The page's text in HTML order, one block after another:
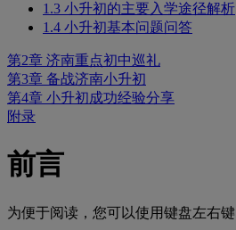
1.3 小升初的主要入学途径解析
1.4 小升初基本问题问答
第2章 济南重点初中巡礼
第3章 备战济南小升初
第4章 小升初成功经验分享
附录
前言
为便于阅读，您可以使用键盘左右键